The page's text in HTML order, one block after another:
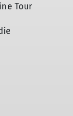
Tour